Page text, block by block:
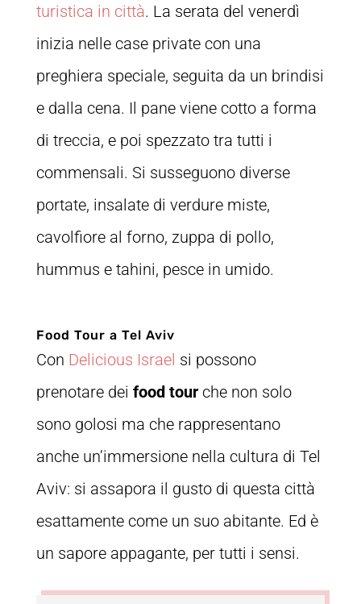
turistica in città. La serata del venerdì
inizia nelle case private con una
preghiera speciale, seguita da un brindisi
e dalla cena. Il pane viene cotto a forma
di treccia, e poi spezzato tra tutti i
commensali. Si susseguono diverse
portate, insalate di verdure miste,
cavolfiore al forno, zuppa di pollo,
hummus e tahini, pesce in umido.
Food Tour a Tel Aviv
Con Delicious Israel si possono
prenotare dei food tourche non solo
sono golosi ma che rappresentano
anche un’immersione nella cultura di Tel
Aviv: si assapora il gusto di questa città
esattamente come un suo abitante. Ed è
un sapore appagante, per tutti i sensi.